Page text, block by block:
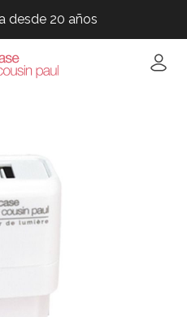
desde 20 años
desde 20 años
desde 20 años